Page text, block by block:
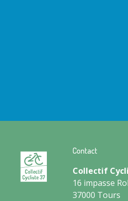
Contact
Collectif
16 impasse
37000 Tours